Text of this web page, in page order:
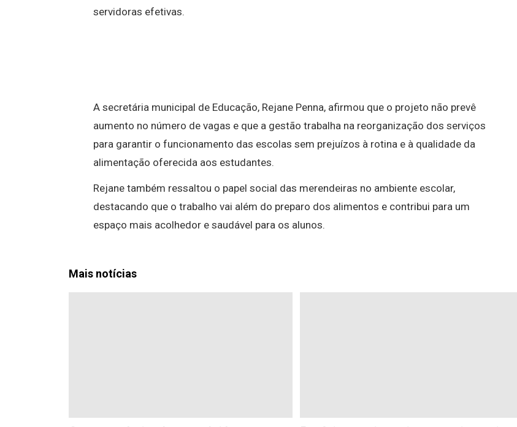
servidoras efetivas.
A secretária municipal de Educação, Rejane Penna, afirmou que o projeto não prevê
aumento no número de vagas e que a gestão trabalha na reorganização dos serviços
para garantir o funcionamento das escolas sem prejuízos à rotina e à qualidade da
alimentação oferecida aos estudantes.
Rejane também ressaltou o papel social das merendeiras no ambiente escolar,
destacando que o trabalho vai além do preparo dos alimentos e contribui para um
espaço mais acolhedor e saudável para os alunos.
Mais notícias